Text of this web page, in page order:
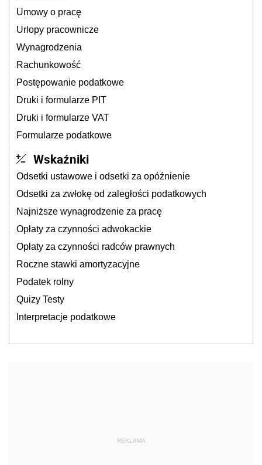
Umowy o pracę
Urlopy pracownicze
Wynagrodzenia
Rachunkowość
Postępowanie podatkowe
Druki i formularze PIT
Druki i formularze VAT
Formularze podatkowe
Wskaźniki
Odsetki ustawowe i odsetki za opóźnienie
Odsetki za zwłokę od zaległości podatkowych
Najniższe wynagrodzenie za pracę
Opłaty za czynności adwokackie
Opłaty za czynności radców prawnych
Roczne stawki amortyzacyjne
Podatek rolny
Quizy Testy
Interpretacje podatkowe
REKLAMA